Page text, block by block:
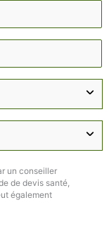
un conseiller
de devis santé,
également